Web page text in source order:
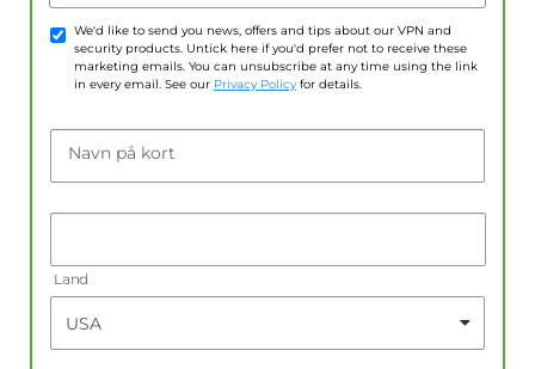
We'd like to send you news, offers and tips about our VPN and
security products. Untick here if you'd prefer not to receive these
marketing emails. You can unsubscribe at any time using the link
in every email. See our Privacy Policy for details.
Navn på kort
Land